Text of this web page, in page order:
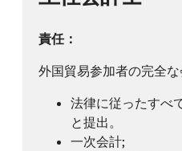
責任：
外国貿易参加者の完全
法律に従ったすべ
と提出。
一次会計;